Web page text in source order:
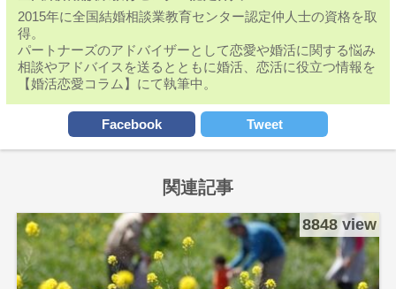
2015年に全国結婚相談業教育センター認定仲人士の資格を取
得。
パートナーズのアドバイザーとして恋愛や婚活に関する悩み
相談やアドバイスを送るとともに婚活、恋活に役立つ情報を
【婚活恋愛コラム】にて執筆中。
Facebook Tweet
関連記事
8848 view